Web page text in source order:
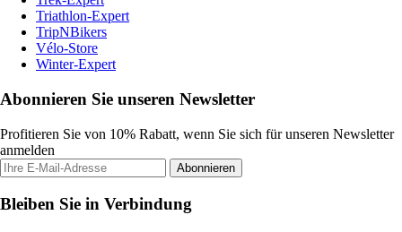
Triathlon-Expert
TripNBikers
Vélo-Store
Winter-Expert
Abonnieren Sie unseren Newsletter
Profitieren Sie von 10% Rabatt, wenn Sie sich für unseren Newsletter
anmelden
Abonnieren
Bleiben Sie in Verbindung